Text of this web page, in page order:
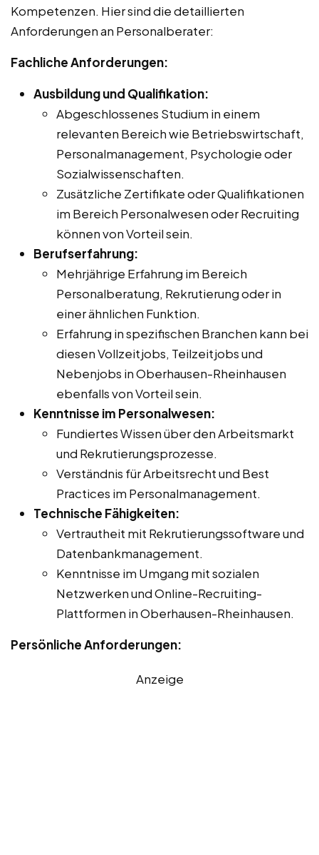
Kompetenzen. Hier sind die detaillierten
Anforderungen an Personalberater:
Fachliche Anforderungen:
Ausbildung und Qualifikation:
Abgeschlossenes Studium in einem
relevanten Bereich wie Betriebswirtschaft,
Personalmanagement, Psychologie oder
Sozialwissenschaften.
Zusätzliche Zertifikate oder Qualifikationen
im Bereich Personalwesen oder Recruiting
können von Vorteil sein.
Berufserfahrung:
Mehrjährige Erfahrung im Bereich
Personalberatung, Rekrutierung oder in
einer ähnlichen Funktion.
Erfahrung in spezifischen Branchen kann bei
diesen Vollzeitjobs, Teilzeitjobs und
Nebenjobs in Oberhausen-Rheinhausen
ebenfalls von Vorteil sein.
Kenntnisse im Personalwesen:
Fundiertes Wissen über den Arbeitsmarkt
und Rekrutierungsprozesse.
Verständnis für Arbeitsrecht und Best
Practices im Personalmanagement.
Technische Fähigkeiten:
Vertrautheit mit Rekrutierungssoftware und
Datenbankmanagement.
Kenntnisse im Umgang mit sozialen
Netzwerken und Online-Recruiting-
Plattformen in Oberhausen-Rheinhausen.
Persönliche Anforderungen:
Anzeige